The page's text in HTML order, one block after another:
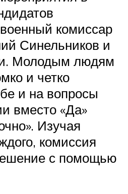
комиссар
Синельников и
Молодым людям
и четко
и на вопросы
вместо «Да»
Изучая
комиссия
с помощью